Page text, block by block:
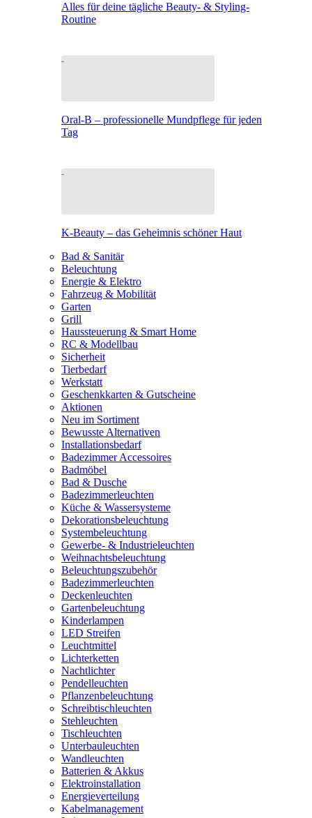
Alles für deine tägliche Beauty- & Styling-
Routine
Oral-B – professionelle Mundpflege für jeden
Tag
K-Beauty – das Geheimnis schöner Haut
Bad & Sanitär
Beleuchtung
Energie & Elektro
Fahrzeug & Mobilität
Garten
Grill
Haussteuerung & Smart Home
RC & Modellbau
Sicherheit
Tierbedarf
Werkstatt
Geschenkkarten & Gutscheine
Aktionen
Neu im Sortiment
Bewusste Alternativen
Installationsbedarf
Badezimmer Accessoires
Badmöbel
Bad & Dusche
Badezimmerleuchten
Küche & Wassersysteme
Dekorationsbeleuchtung
Systembeleuchtung
Gewerbe- & Industrieleuchten
Weihnachtsbeleuchtung
Beleuchtungszubehör
Badezimmerleuchten
Deckenleuchten
Gartenbeleuchtung
Kinderlampen
LED Streifen
Leuchtmittel
Lichterketten
Nachtlichter
Pendelleuchten
Pflanzenbeleuchtung
Schreibtischleuchten
Stehleuchten
Tischleuchten
Unterbauleuchten
Wandleuchten
Batterien & Akkus
Elektroinstallation
Energieverteilung
Kabelmanagement